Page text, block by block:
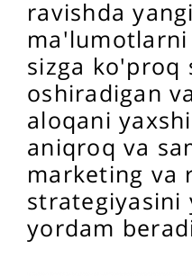
ravishda
sizga ko'proq
oshiradigan
aloqani
aniqroq va
marketing va
strategiyasini
yordam